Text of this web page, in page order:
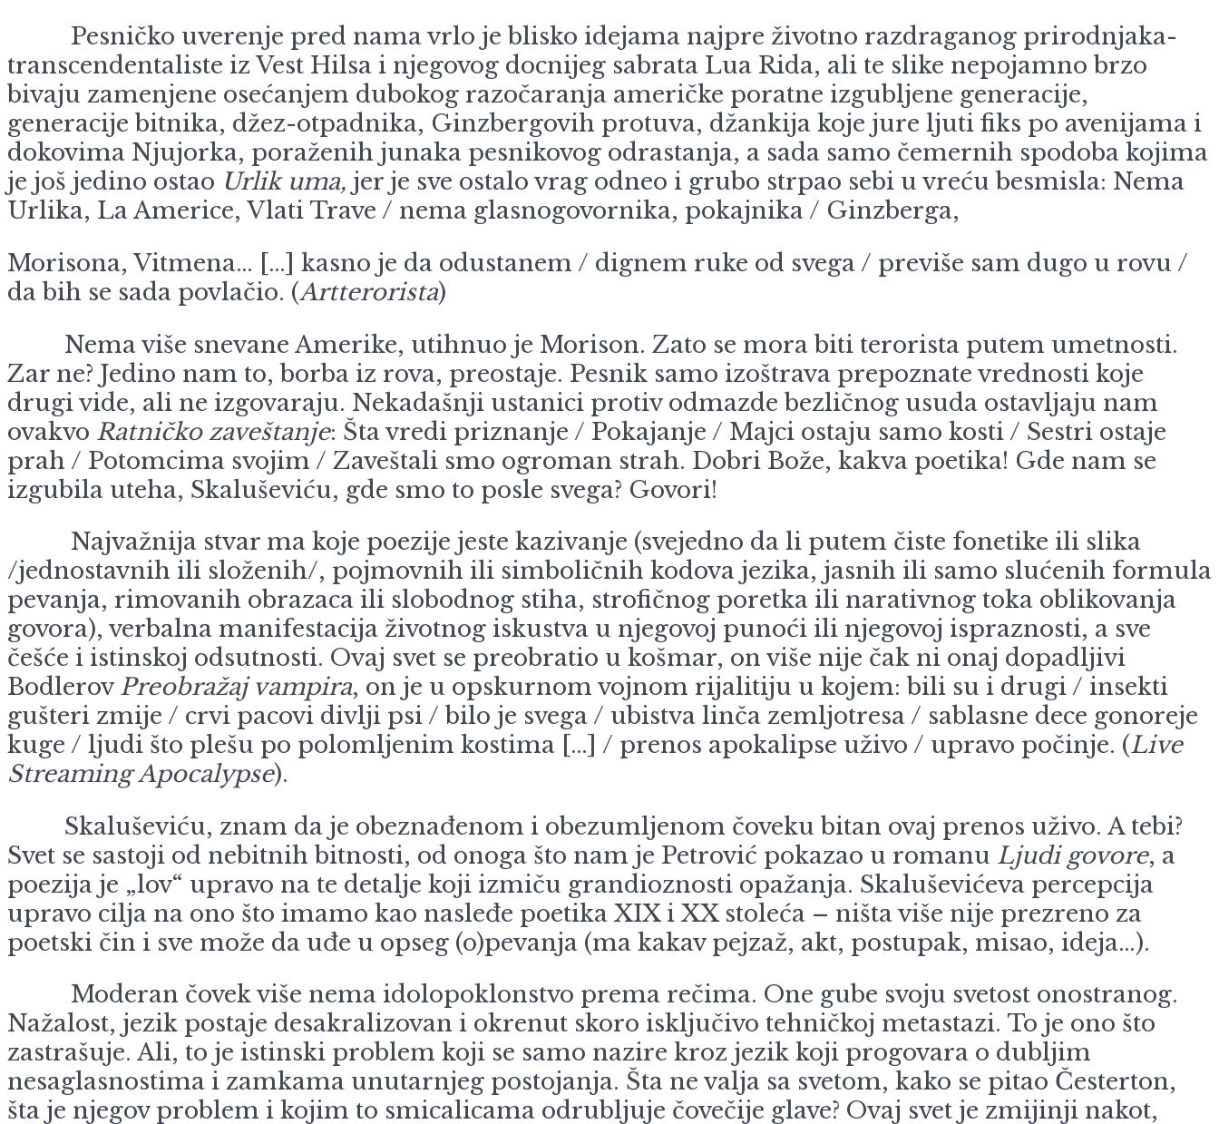
Pesničko uverenje pred nama vrlo je blisko idejama najpre životno razdraganog prirodnjaka-
transcendentaliste iz Vest Hilsa i njegovog docnijeg sabrata Lua Rida, ali te slike nepojamno brzo
bivaju zamenjene osećanjem dubokog razočaranja američke poratne izgubljene generacije,
generacije bitnika, džez-otpadnika, Ginzbergovih protuva, džankija koje jure ljuti fiks po avenijama i
dokovima Njujorka, poraženih junaka pesnikovog odrastanja, a sada samo čemernih spodoba kojima
je još jedino ostao Urlik uma, jer je sve ostalo vrag odneo i grubo strpao sebi u vreću besmisla: Nema
Urlika, La Americe, Vlati Trave / nema glasnogovornika, pokajnika / Ginzberga,
Morisona, Vitmena… […] kasno je da odustanem / dignem ruke od svega / previše sam dugo u rovu /
da bih se sada povlačio. (Artterorista)
Nema više snevane Amerike, utihnuo je Morison. Zato se mora biti terorista putem umetnosti.
Zar ne? Jedino nam to, borba iz rova, preostaje. Pesnik samo izoštrava prepoznate vrednosti koje
drugi vide, ali ne izgovaraju. Nekadašnji ustanici protiv odmazde bezličnog usuda ostavljaju nam
ovakvo Ratničko zaveštanje: Šta vredi priznanje / Pokajanje / Majci ostaju samo kosti / Sestri ostaje
prah / Potomcima svojim / Zaveštali smo ogroman strah. Dobri Bože, kakva poetika! Gde nam se
izgubila uteha, Skaluševiću, gde smo to posle svega? Govori!
Najvažnija stvar ma koje poezije jeste kazivanje (svejedno da li putem čiste fonetike ili slika
/jednostavnih ili složenih/, pojmovnih ili simboličnih kodova jezika, jasnih ili samo slućenih formula
pevanja, rimovanih obrazaca ili slobodnog stiha, strofičnog poretka ili narativnog toka oblikovanja
govora), verbalna manifestacija životnog iskustva u njegovoj punoći ili njegovoj ispraznosti, a sve
češće i istinskoj odsutnosti. Ovaj svet se preobratio u košmar, on više nije čak ni onaj dopadljivi
Bodlerov Preobražaj vampira, on je u opskurnom vojnom rijalitiju u kojem: bili su i drugi / insekti
gušteri zmije / crvi pacovi divlji psi / bilo je svega / ubistva linča zemljotresa / sablasne dece gonoreje
kuge / ljudi što plešu po polomljenim kostima […] / prenos apokalipse uživo / upravo počinje. (Live
Streaming Apocalypse).
Skaluševiću, znam da je obeznađenom i obezumljenom čoveku bitan ovaj prenos uživo. A tebi?
Svet se sastoji od nebitnih bitnosti, od onoga što nam je Petrović pokazao u romanu Ljudi govore, a
poezija je „lov“ upravo na te detalje koji izmiču grandioznosti opažanja. Skaluševićeva percepcija
upravo cilja na ono što imamo kao nasleđe poetika XIX i XX stoleća – ništa više nije prezreno za
poetski čin i sve može da uđe u opseg (o)pevanja (ma kakav pejzaž, akt, postupak, misao, ideja…).
Moderan čovek više nema idolopoklonstvo prema rečima. One gube svoju svetost onostranog.
Nažalost, jezik postaje desakralizovan i okrenut skoro isključivo tehničkoj metastazi. To je ono što
zastrašuje. Ali, to je istinski problem koji se samo nazire kroz jezik koji progovara o dubljim
nesaglasnostima i zamkama unutarnjeg postojanja. Šta ne valja sa svetom, kako se pitao Česterton,
šta je njegov problem i kojim to smicalicama odrubljuje čovečije glave? Ovaj svet je zmijinji nakot,